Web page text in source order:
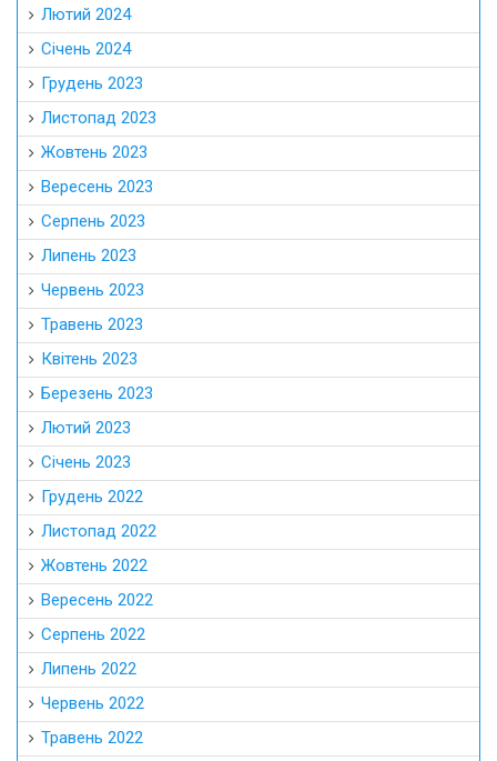
Лютий 2024
Січень 2024
Грудень 2023
Листопад 2023
Жовтень 2023
Вересень 2023
Серпень 2023
Липень 2023
Червень 2023
Травень 2023
Квітень 2023
Березень 2023
Лютий 2023
Січень 2023
Грудень 2022
Листопад 2022
Жовтень 2022
Вересень 2022
Серпень 2022
Липень 2022
Червень 2022
Травень 2022